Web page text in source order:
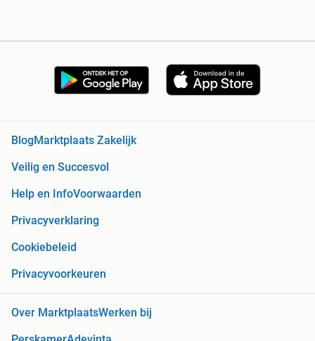
Blog Marktplaats Zakelijk
Veilig en Succesvol
Help en InfoVoorwaarden
Privacyverklaring
Cookiebeleid
Privacyvoorkeuren
Over MarktplaatsWerken bij